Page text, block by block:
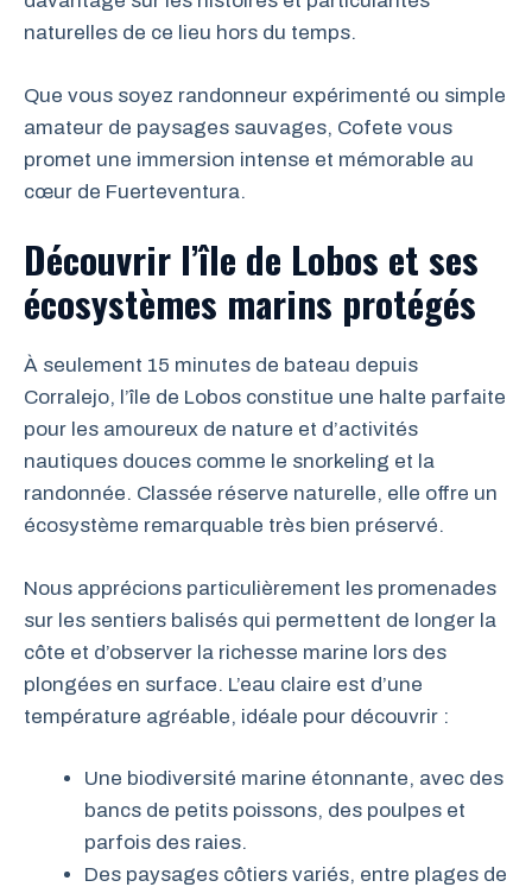
naturelles de ce lieu hors du temps.
Que vous soyez randonneur expérimenté ou simple
amateur de paysages sauvages, Cofete vous
promet une immersion intense et mémorable au
cœur de Fuerteventura.
Découvrir l’île de Lobos et ses
écosystèmes marins protégés
À seulement 15 minutes de bateau depuis
Corralejo, l’île de Lobos constitue une halte parfaite
pour les amoureux de nature et d’activités
nautiques douces comme le snorkeling et la
randonnée. Classée réserve naturelle, elle offre un
écosystème remarquable très bien préservé.
Nous apprécions particulièrement les promenades
sur les sentiers balisés qui permettent de longer la
côte et d’observer la richesse marine lors des
plongées en surface. L’eau claire est d’une
température agréable, idéale pour découvrir :
Une biodiversité marine étonnante, avec des
bancs de petits poissons, des poulpes et
parfois des raies.
Des paysages côtiers variés, entre plages de